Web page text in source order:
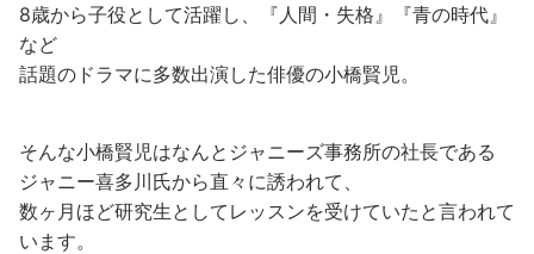
8歳から子役として活躍し、『人間・失格』『青の時代』
など
話題のドラマに多数出演した俳優の小橋賢児。
そんな小橋賢児はなんとジャニーズ事務所の社長である
ジャニー喜多川氏から直々に誘われて、
数ヶ月ほど研究生としてレッスンを受けていたと言われて
います。